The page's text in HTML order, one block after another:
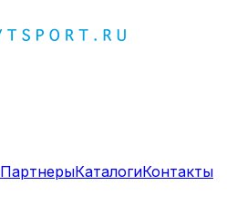
ПартнерыКаталогиКонтакты